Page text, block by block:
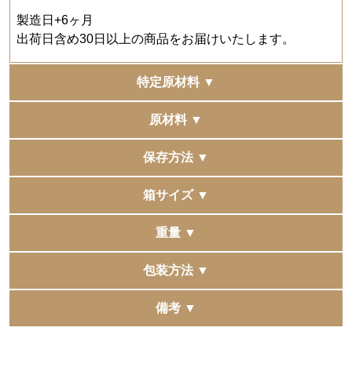
製造日+6ヶ月
出荷日含め30日以上の商品をお届けいたします。
特定原材料 ▼
原材料 ▼
保存方法 ▼
直射日光、高温多湿の場所を避けて保存してください。
箱サイズ ▼
重量 ▼
包装方法 ▼
包装、手提袋、掛け紙（のし）のご用意はございませ
ん。
備考 ▼